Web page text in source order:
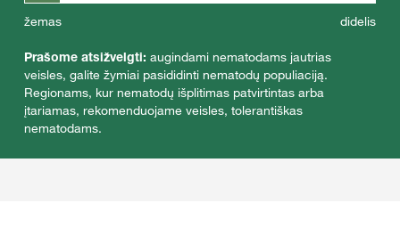
žemas didelis
Prašome atsižvelgti: augindami nematodams jautrias
veisles, galite žymiai pasididinti nematodų populiaciją.
Regionams, kur nematodų išplitimas patvirtintas arba
įtariamas, rekomenduojame veisles, tolerantiškas
nematodams.